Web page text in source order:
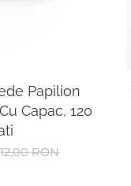
Papilion
Capac, 120
12,00RON